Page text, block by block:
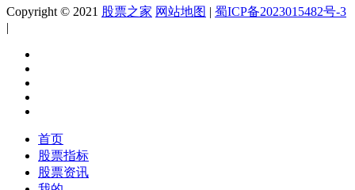
Copyright © 2021 股票之家 网站地图 | 蜀ICP备2023015482号-3
|
首页
股票指标
股票资讯